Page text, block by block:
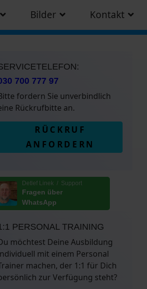
Bilder Kontakt
700 777 97
fordern Sie unverbindlich
Rückrufbitte an.
RÜCKRUF
ANFORDERN
Detlef Linek / Support
Fragen über
WhatsApp
PERSONAL TRAINING
möchtest Deine Ausbildung
mit einem Personal
machen, der 1:1 für Dich
zur Verfügung steht?